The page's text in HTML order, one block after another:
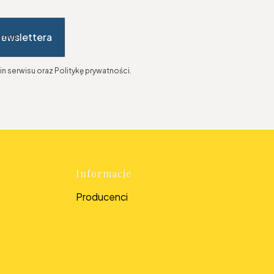
serwisu oraz Politykę prywatności.
Informacje
Producenci